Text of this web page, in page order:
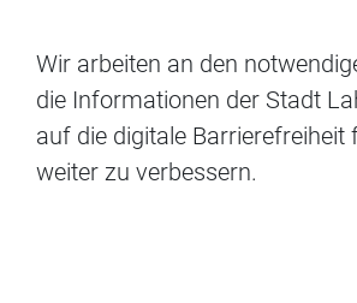
Wir arbeiten an den
die Informationen der Stadt
auf die digitale Barrierefreiheit
weiter zu verbessern.